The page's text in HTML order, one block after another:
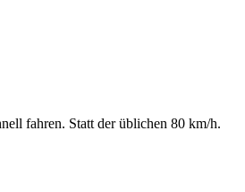
fahren. Statt der üblichen 80 km/h.